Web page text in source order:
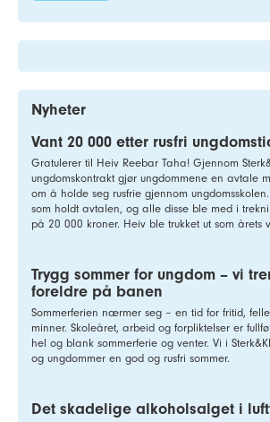
Nyheter
Vant 20 000 etter rusfri
Gratulerer til Heiv Reebar Taha! Gjennom
ungdomskontrakt gjør ungdommene en avtale
om å holde seg rusfrie gjennom
som holdt avtalen, og alle disse ble med i
på 20 000 kroner. Heiv ble trukket ut som årets
Trygg sommer for ungdom – vi
foreldre på banen
Sommerferien nærmer seg – en tid for fritid,
minner. Skoleåret, arbeid og forpliktelser er
hel og blank sommerferie og venter. Vi i
og ungdommer en god og rusfri sommer.
Det skadelige alkoholsalget i